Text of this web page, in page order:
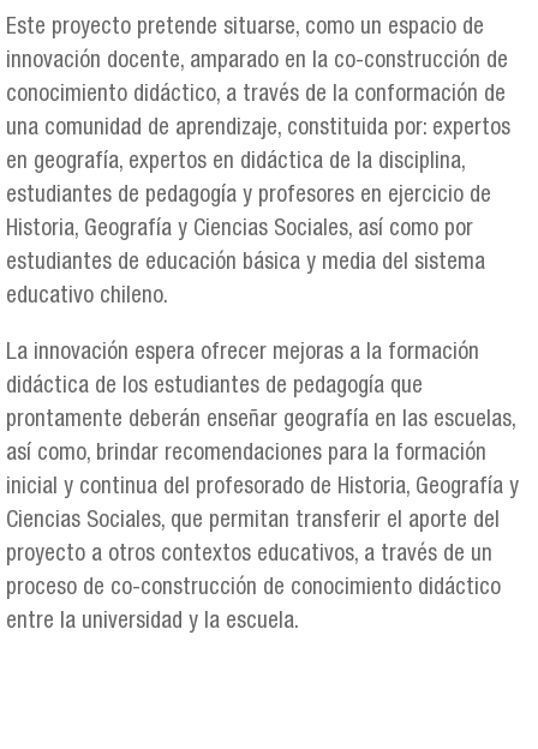
Este proyecto pretende situarse, como un espacio de
innovación docente, amparado en la co-construcción de
conocimiento didáctico, a través de la conformación de
una comunidad de aprendizaje, constituida por: expertos
en geografía, expertos en didáctica de la disciplina,
estudiantes de pedagogía y profesores en ejercicio de
Historia, Geografía y Ciencias Sociales, así como por
estudiantes de educación básica y media del sistema
educativo chileno.
La innovación espera ofrecer mejoras a la formación
didáctica de los estudiantes de pedagogía que
prontamente deberán enseñar geografía en las escuelas,
así como, brindar recomendaciones para la formación
inicial y continua del profesorado de Historia, Geografía y
Ciencias Sociales, que permitan transferir el aporte del
proyecto a otros contextos educativos, a través de un
proceso de co-construcción de conocimiento didáctico
entre la universidad y la escuela.